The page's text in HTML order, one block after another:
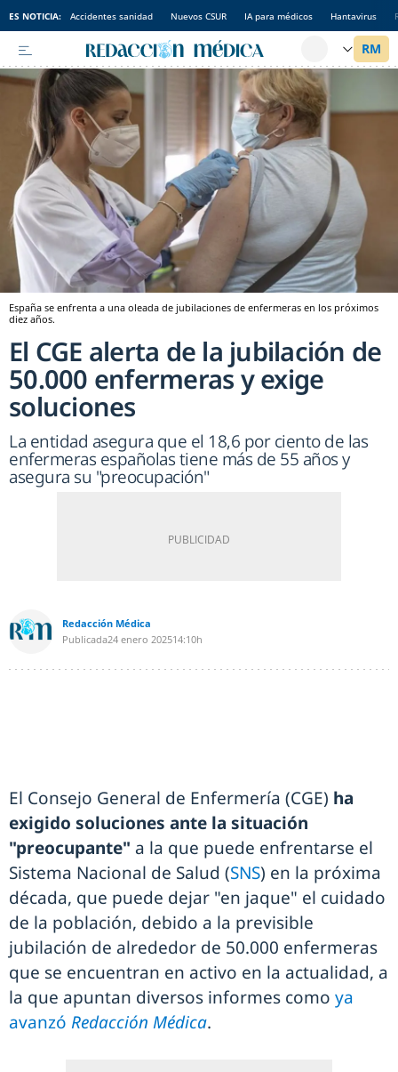
ES NOTICIA: Accidentes sanidad Nuevos CSUR IA para médicos Hantavirus
España se enfrenta a una oleada de jubilaciones de enfermeras en los próximos
diez años.
El CGE alerta de la jubilación de
50.000 enfermeras y exige
soluciones
La entidad asegura que el 18,6 por ciento de las
enfermeras españolas tiene más de 55 años y
asegura su "preocupación"
Redacción Médica
Publicada24 enero 202514:10h
El Consejo General de Enfermería (CGE) ha
exigido soluciones ante la situación
"preocupante" a la que puede enfrentarse el
Sistema Nacional de Salud (SNS) en la próxima
década, que puede dejar "en jaque" el cuidado
de la población, debido a la previsible
jubilación de alrededor de 50.000 enfermeras
que se encuentran en activo en la actualidad, a
la que apuntan diversos informes como ya
avanzó Redacción Médica.